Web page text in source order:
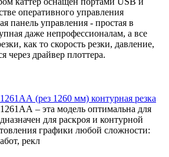
оперативного управления
панель управления - простая в
даже непрофессионалам, а все
как то скорость резки, давление,
через драйвер плоттера.
(рез 1260 мм) контурная резка
– эта модель оптимальна для
для раскроя и контурной
графики любой сложности:
рекл